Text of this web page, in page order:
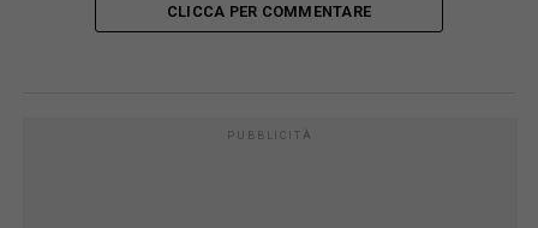
CLICCA PER COMMENTARE
PUBBLICITÀ